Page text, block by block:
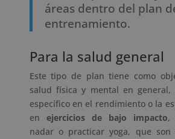
áreas dentro del plan
entrenamiento.
Para la salud general
Este tipo de plan tiene como
salud física y mental en
específico en el rendimiento o la
en ejercicios de bajo impacto,
nadar o practicar yoga, que